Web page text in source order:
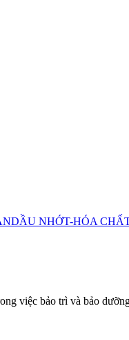
DẦU NHỚT-HÓA
việc bảo trì và bảo